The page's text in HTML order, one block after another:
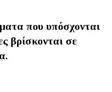
που υπόσχονται
βρίσκονται σε